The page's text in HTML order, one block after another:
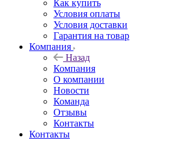
Как купить
Условия оплаты
Условия доставки
Гарантия на товар
Компания
Назад
Компания
О компании
Новости
Команда
Отзывы
Контакты
Контакты